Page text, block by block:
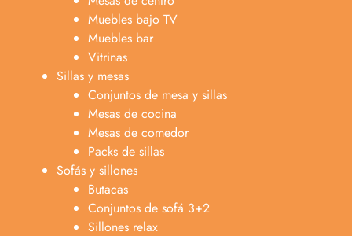
Muebles bajo TV
Muebles bar
Vitrinas
Sillas y mesas
Conjuntos de mesa y sillas
Mesas de cocina
Mesas de comedor
Packs de sillas
Sofás y sillones
Butacas
Conjuntos de sofá 3+2
Sillones relax